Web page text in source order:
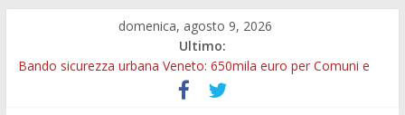
domenica, agosto 9, 2026
Ultimo:
Bando sicurezza urbana Veneto: 650mila euro per Comuni e
Restauro 2026, chiuse le domande: 2,5 milioni per formare